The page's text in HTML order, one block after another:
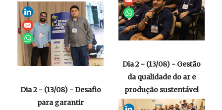
Dia 2 - (13/08) - Gestão
da qualidade do ar e
produção sustentável
Dia 2 - (13/08) - Desafio
para garantir